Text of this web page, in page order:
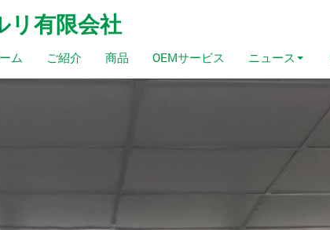
リ有限会社
ム ご紹介 商品 OEMサービス ニュース